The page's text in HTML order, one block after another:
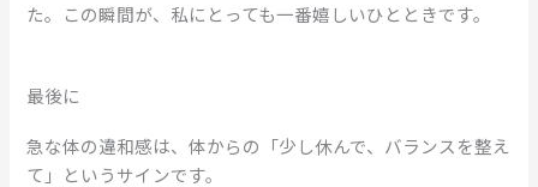
た。この瞬間が、私にとっても一番嬉しいひとときです。
最後に
急な体の違和感は、体からの「少し休んで、バランスを整え
て」というサインです。